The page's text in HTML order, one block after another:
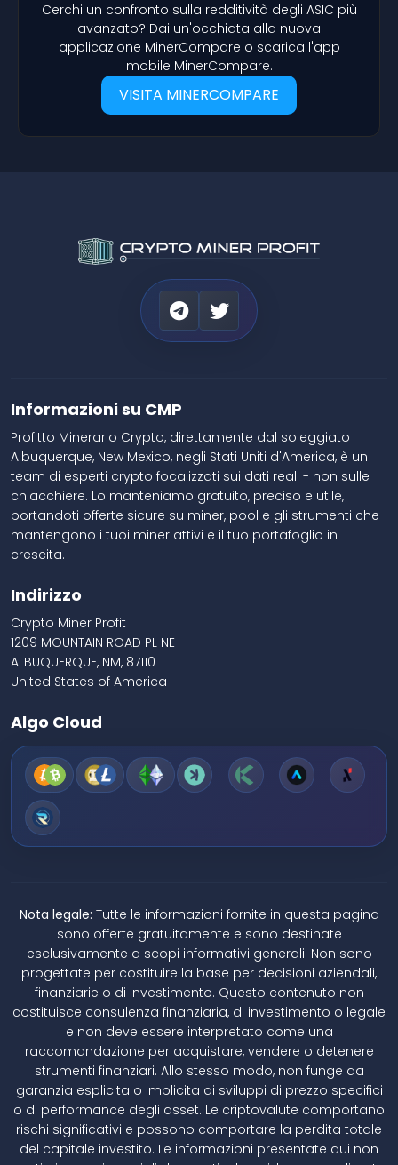
Cerchi un confronto sulla redditività degli ASIC più
avanzato? Dai un'occhiata alla nuova
applicazione MinerCompare o scarica l'app
mobile MinerCompare.
VISITA MINERCOMPARE
Informazioni su CMP
Profitto Minerario Crypto, direttamente dal soleggiato
Albuquerque, New Mexico, negli Stati Uniti d'America, è un
team di esperti crypto focalizzati sui dati reali - non sulle
chiacchiere. Lo manteniamo gratuito, preciso e utile,
portandoti offerte sicure su miner, pool e gli strumenti che
mantengono i tuoi miner attivi e il tuo portafoglio in
crescita.
Indirizzo
Crypto Miner Profit
1209 MOUNTAIN ROAD PL NE
ALBUQUERQUE, NM, 87110
United States of America
Algo Cloud
Nota legale: Tutte le informazioni fornite in questa pagina
sono offerte gratuitamente e sono destinate
esclusivamente a scopi informativi generali. Non sono
progettate per costituire la base per decisioni aziendali,
finanziarie o di investimento. Questo contenuto non
costituisce consulenza finanziaria, di investimento o legale
e non deve essere interpretato come una
raccomandazione per acquistare, vendere o detenere
strumenti finanziari. Allo stesso modo, non funge da
garanzia esplicita o implicita di sviluppi di prezzo specifici
o di performance degli asset. Le criptovalute comportano
rischi significativi e possono comportare la perdita totale
del capitale investito. Le informazioni presentate qui non